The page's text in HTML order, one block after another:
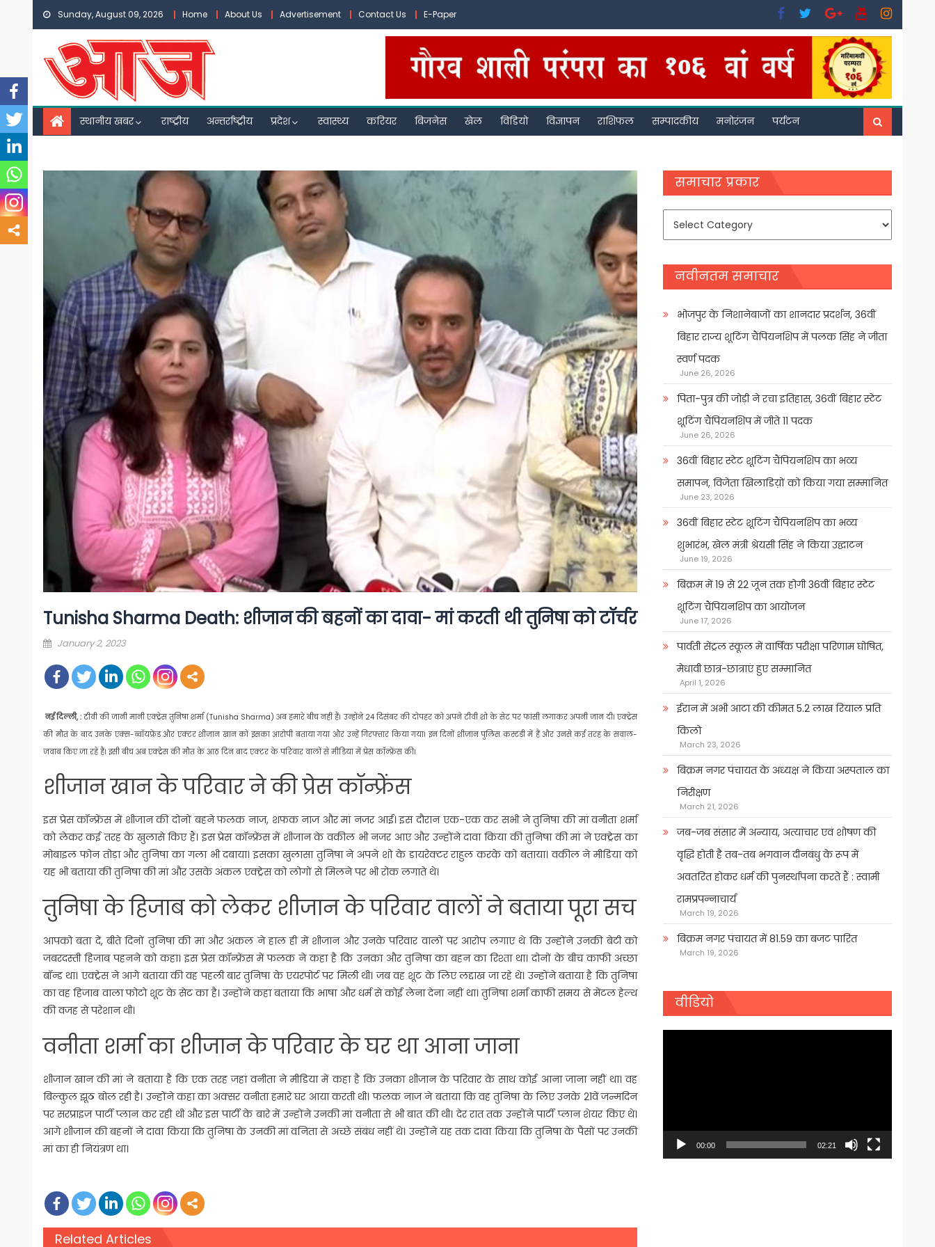
Skip
content
Sunday, August 09, 2026 Home About Us Advertisement Contact Us E-Paper
स्थानीय खबर राष्ट्रीय अन्तर्राष्ट्रीय प्रदेश स्वास्थ्य करियर बिजनेस खेल विडियो विज्ञापन राशिफल सम्पादकीय मनोरंजन पर्यटन
Tunisha Sharma Death: शीजान की बहनों का दावा- मां करती थी तुनिषा को टॉर्चर
Posted
January 2, 2023
नई दिल्ली, :टीवी की जानी मानी एक्ट्रेस तुनिषा शर्मा (Tunisha Sharma) अब हमारे बीच नहीं हैं। उन्होंने 24 दिसंबर की दोपहर को अपने टीवी शो के सेट पर फांसी लगाकर अपनी जान दी। एक्ट्रेस
की मौत के बाद उनके एक्स-ब्वॉयफ्रेंड और एक्टर शीजान खान को इसका आरोपी बताया गया और उन्हें गिरफ्तार किया गया। इन दिनों शीजान पुलिस कस्टडी में हैं और उनसे कई तरह के सवाल-
जवाब किए जा रहे हैं। इसी बीच अब एक्ट्रेस की मौत के आठ दिन बाद एक्टर के परिवार वालों से मीडिया में प्रेस कॉन्फ्रेंस की।
शीजान खान के परिवार ने की प्रेस कॉन्फ्रेंस
इस प्रेस कॉन्फ्रेंस में शीजान की दोनों बहने फलक नाज, शफक नाज और मां नजर आई। इस दौरान एक-एक कर सभी ने तुनिषा की मां वनीता शर्मा
को लेकर कई तरह के खुलासे किए हैं। इस प्रेस कॉन्फ्रेंस में शीजान के वकील भी नजर आए और उन्होंने दावा किया की तुनिषा की मां ने एक्ट्रेस का
मोबाइल फोन तोड़ा और तुनिषा का गला भी दबाया। इसका खुलासा तुनिषा ने अपने शो के डायरेक्टर राहुल करके को बताया। वकील ने मीडिया को
यह भी बताया की तुनिषा की मां और उसके अंकल एक्ट्रेस को लोगों से मिलने पर भी रोक लगाते थे।
तुनिषा के हिजाब को लेकर शीजान के परिवार वालों ने बताया पूरा सच
आपको बता दें, बीते दिनों तुनिषा की मां और अंकल ने हाल ही में शीजान और उनके परिवार वालों पर आरोप लगाए थे कि उन्होंने उनकी बेटी को
जबरदस्ती हिजाब पहनने को कहा। इस प्रेस कॉन्फ्रेंस में फलक ने कहा है कि उनका और तुनिषा का बहन का रिश्ता था। दोनों के बीच काफी अच्छा
बॉन्ड था। एक्ट्रेस ने आगे बताया की वह पहली बार तुनिषा के एयरपोर्ट पर मिली थी। जब वह शूट के लिए लद्दाख जा रहे थे। उन्होंने बताया है कि तुनिषा
का वह हिजाब वाला फोटो शूट के सेट का है। उन्होंने कहा बताया कि भाषा और धर्म से कोई लेना देना नहीं था। तुनिषा शर्मा काफी समय से मेंटल हेल्थ
की वजह से परेशान थी।
वनीता शर्मा का शीजान के परिवार के घर था आना जाना
शीजान खान की मां ने बताया है कि एक तरह जहां वनीता ने मीडिया में कहा है कि उनका शीजान के परिवार के साथ कोई आना जाना नहीं था। वह
बिल्कुल झूठ बोल रही है। उन्होंने कहा का अक्सर वनीता हमारे घर आया करती थी। फलक नाज ने बताया कि वह तुनिषा के लिए उनके 21वें जन्मदिन
पर सरप्राइज पार्टी प्लान कर रही थी और इस पार्टी के बारे में उन्होंने उनकी मां वनीता से भी बात की थी। देर रात तक उन्होंने पार्टी प्लान शेयर किए थे।
आगे शीजान की बहनों ने दावा किया कि तुनिषा के उनकी मां वनिता से अच्छे संबंध नहीं थे। उन्होंने यह तक दावा किया कि तुनिषा के पैसों पर उनकी
मां का ही नियंत्रण था।
Related Articles
समाचार प्रकार
समाचार
नवीनतम समाचार
भोजपुर के निशानेबाजों का शानदार प्रदर्शन, 36वीं
बिहार राज्य शूटिंग चैंपियनशिप में पलक सिंह ने जीता
स्वर्ण पदक
June 26, 2026
पिता-पुत्र की जोड़ी ने रचा इतिहास, 36वीं बिहार स्टेट
शूटिंग चैंपियनशिप में जीते 11 पदक
June 26, 2026
36वीं बिहार स्टेट शूटिंग चैंपियनशिप का भव्य
समापन, विजेता खिलाडिय़ों को किया गया सम्मानित
June 23, 2026
36वीं बिहार स्टेट शूटिंग चैंपियनशिप का भव्य
शुभारंभ, खेल मंत्री श्रेयसी सिंह ने किया उद्घाटन
June 19, 2026
बिक्रम में 19 से 22 जून तक होगी 36वीं बिहार स्टेट
शूटिंग चैंपियनशिप का आयोजन
June 17, 2026
पार्वती सेंट्रल स्कूल में वार्षिक परीक्षा परिणाम घोषित,
मेधावी छात्र-छात्राएं हुए सम्मानित
April 1, 2026
ईरान में अभी आटा की कीमत 5.2 लाख रियाल प्रति
किलो
March 23, 2026
बिक्रम नगर पंचायत के अध्यक्ष ने किया अस्पताल का
निरीक्षण
March 21, 2026
जब-जब संसार में अन्याय, अत्याचार एवं शोषण की
वृद्धि होती है तब-तब भगवान दीनबंधु के रूप में
अवतरित होकर धर्म की पुनर्स्थापना करते हैं : स्वामी
रामप्रपन्नाचार्य
March 19, 2026
बिक्रम नगर पंचायत में 81.59 का बजट पारित
March 19, 2026
वीडियो
00:00 02:21